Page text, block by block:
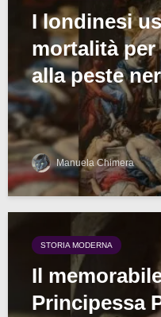
I londinesi
mortalità
alla peste
Manuela Chimera
STORIA MODERNA
Il
Principessa